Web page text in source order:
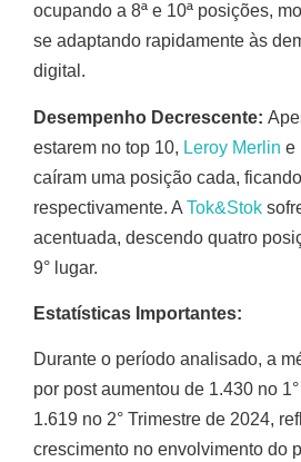
ocupando a 8ª e 10ª posições,
se adaptando rapidamente às
digital.
Desempenho Decrescente:
estarem no top 10, Leroy Merlin e
caíram uma posição cada,
respectivamente. A Tok&Stok
acentuada, descendo quatro
9° lugar.
Estatísticas Importantes:
Durante o período analisado, a
por post aumentou de 1.430 no
1.619 no 2° Trimestre de 2024,
crescimento no envolvimento do